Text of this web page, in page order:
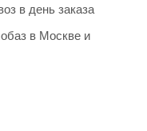
в день заказа
в Москве и